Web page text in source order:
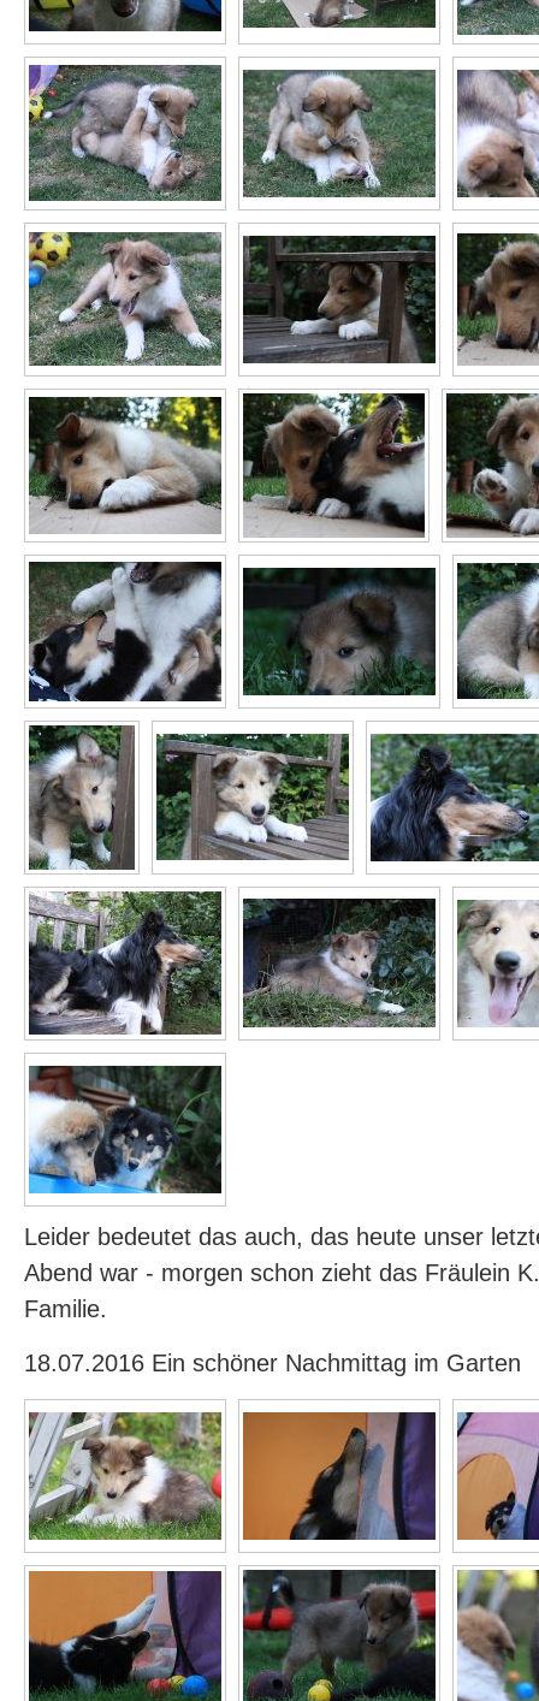
Leider bedeutet das auch, das heute unser
Abend war - morgen schon zieht das Fräulein
Familie.
18.07.2016 Ein schöner Nachmittag im Garten